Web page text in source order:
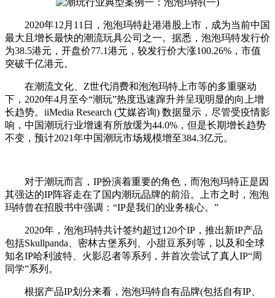
2020年12月11日，泡泡玛特赴港港股上市，成为当前中国
最大且增长最快的潮流玩具公司之一。据悉，泡泡玛特发行价
为38.5港元，开盘价77.1港元，较发行价大涨100.26%，市值
突破千亿港元。
在潮流文化、Z世代消费和泡泡玛特上市等的多重驱动
下，2020年4月至今“潮玩”热度迅速蹿升并呈现明显的向上增
长趋势。iiMedia Research (艾媒咨询) 数据显示，尽管受疫情影
响，中国潮玩行业增速有所放缓为44.0%，但是长期增长趋势
不变，预计2021年中国潮玩市场规模增至384.3亿元。
对于潮玩而言，IP扮演着重要的角色，而泡泡玛特正是因
其强达的IP阵容走在了国内潮玩品牌的前沿。上市之时，泡泡
玛特曾在招股书中强调：“IP是我们的业务核心。”
2020年，泡泡玛特共计签约超过120个IP，推出新IP产品
包括Skullpanda、密林古堡系列、小甜豆系列等，以及和全球
知名IP哈利波特、火影忍者等系列，并首次尝试了真人IP“周
同学”系列。
根据产品IP划分来看，泡泡玛特自有品牌(包括自有IP、